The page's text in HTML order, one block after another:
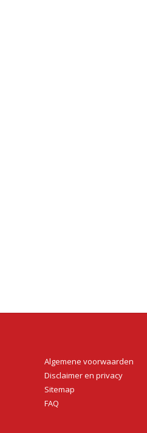
Algemene voorwaarden
Disclaimer en privacy
Sitemap
FAQ